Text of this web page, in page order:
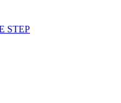
STEP